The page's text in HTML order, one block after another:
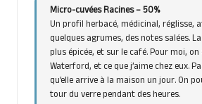
Micro-cuvées Racines – 50%
Un profil herbacé, médicinal, réglisse,
quelques agrumes, des notes salées.
plus épicée, et sur le café. Pour moi,
Waterford, et ce que j’aime chez eux.
qu’elle arrive à la maison un jour. On
tour du verre pendant des heures.